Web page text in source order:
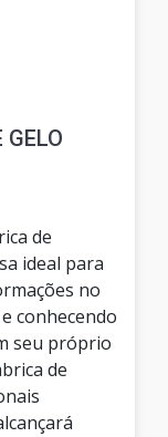
GELO
de
ideal para
no
conhecendo
seu próprio
de